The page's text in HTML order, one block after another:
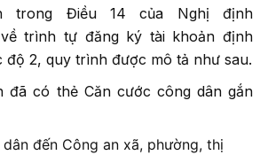
trong Điều 14 của Nghị định
trình tự đăng ký tài khoản định
độ 2, quy trình được mô tả như sau.
đã có thẻ Căn cước công dân gắn
dân đến Công an xã, phường, thị